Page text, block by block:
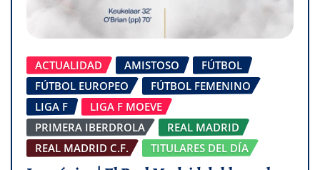
ACTUALIDAD AMISTOSO
FÚTBOL
FÚTBOL EUROPEO
FÚTBOL FEMENINO
LIGA F
LIGA F MOEVE
PRIMERA IBERDROLA
REAL MADRID
REAL MADRID C.F.
TITULARES DEL DÍA